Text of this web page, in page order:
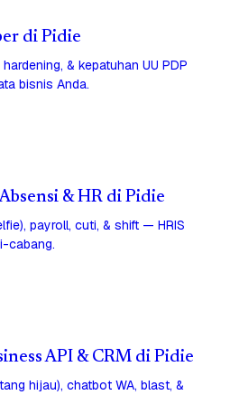
di Pidie
& kepatuhan UU PDP
bisnis Anda.
& HR di Pidie
payroll, cuti, & shift — HRIS
cabang.
API & CRM di Pidie
hijau), chatbot WA, blast, &